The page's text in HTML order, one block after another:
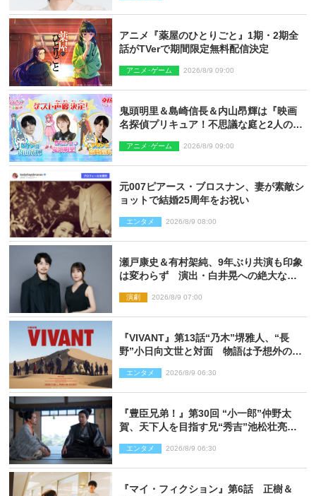
アニメ『薬屋のひとりごと』1期・2期全
話がTVerで期間限定無料配信決定
アニメ･ゲーム 2026/8/9 09:00
鬼頭明里＆島崎信長＆内山昂輝は『映画
名探偵プリキュア！不思議な庭と2人の秘
アニメ･ゲーム 2026/8/9 09:00
元007ピアース・ブロスナン、妻が素敵シ
ョットで結婚25周年をお祝い
エンタメ 2026/8/9 08:00
瀬戸康史＆有村架純、9年ぶり共演も印象
は変わらず 演出・白井晃への絶大なる
演劇 2026/8/9 07:00
『VIVANT』第13話“乃木”堺雅人、“長
野”小日向文世と対面 物語は予想外の展
エンタメ 2026/8/9 06:30
『豊臣兄弟！』第30回 “小一郎”仲野太
賀、天下人を目指す兄“秀吉”池松壮亮
エンタメ 2026/8/9 06:30
『マイ・フィクション』第6話 正樹＆